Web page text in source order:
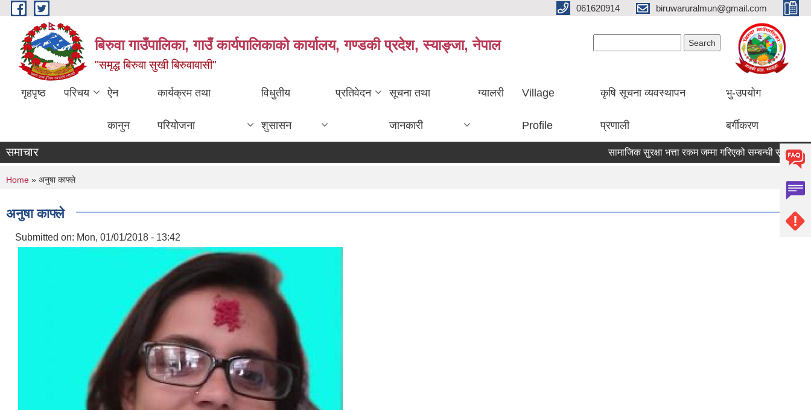
Skip to main content 061620914 biruwaruralmun@gmail.com
बिरुवा गाउँपालिका, गाउँ कार्यपालिकाको कार्यालय, गण्डकी प्रदेश, स्याङ्जा, नेपाल
"समृद्ध बिरुवा सुखी बिरुवावासी"
गृहपृष्ठ परिचय ऐन
कानुन
कार्यक्रम तथा
परियोजना
विधुतीय
शुसासन
प्रतिवेदन सूचना तथा
जानकारी
ग्यालरी Village
Profile
कृषि सूचना व्यवस्थापन
प्रणाली
भु-उपयोग
बर्गीकरण
समाचार सामाजिक सुरक्षा भत्ता रकम जम्मा गरिएको सम्बन्धी सूचना।
You are here
Home » अनुषा काफ्ले
अनुषा काफ्ले
Submitted on: Mon, 01/01/2018 - 13:42